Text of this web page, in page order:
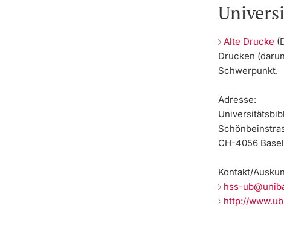
Alte Drucke
Drucken
Schwerpunkt.
Adresse:
CH-4056 Basel
Kontakt/
hss-
http://